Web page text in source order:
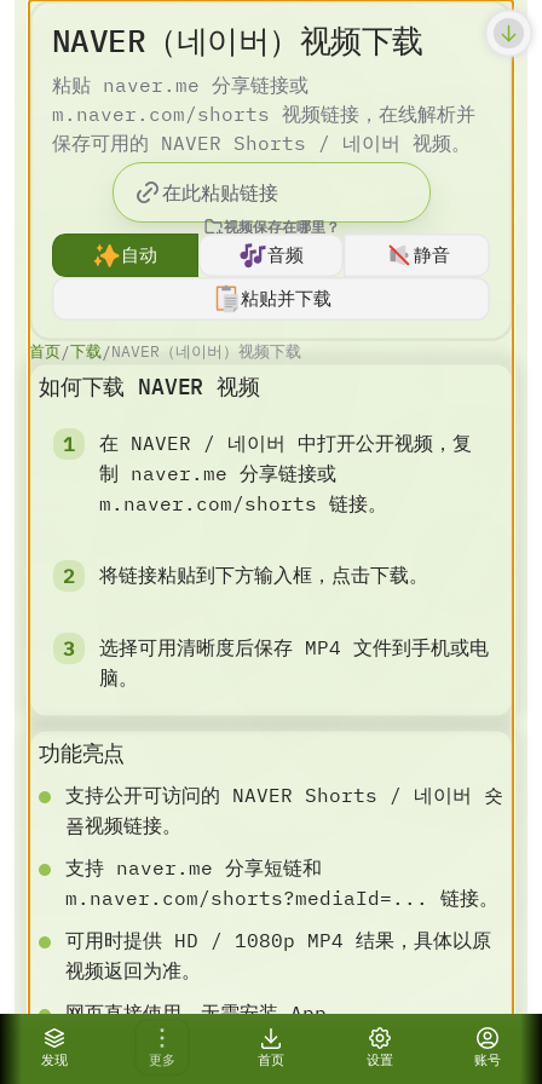
发现 更多 首页 设置 账号
NAVER（네이버）视频下载
粘贴 naver.me 分享链接或
m.naver.com/shorts 视频链接，在线解析并
保存可用的 NAVER Shorts / 네이버 视频。
视频保存在哪里？
自动 音频
静音
粘贴并下载
首页/下载/NAVER（네이버）视频下载
如何下载 NAVER 视频
在 NAVER / 네이버 中打开公开视频，复
制 naver.me 分享链接或
m.naver.com/shorts 链接。
将链接粘贴到下方输入框，点击下载。
选择可用清晰度后保存 MP4 文件到手机或电
脑。
功能亮点
支持公开可访问的 NAVER Shorts / 네이버 숏
폼视频链接。
支持 naver.me 分享短链和
m.naver.com/shorts?mediaId=... 链接。
可用时提供 HD / 1080p MP4 结果，具体以原
视频返回为准。
网页直接使用，无需安装 App。
实用下载提示